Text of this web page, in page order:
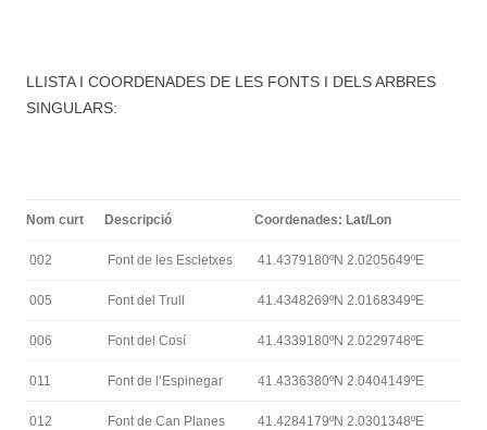
LLISTA I COORDENADES DE LES FONTS I DELS ARBRES
SINGULARS:
Nom curt Descripció Coordenades: Lat/Lon
002 Font de les Escletxes 41.4379180ºN 2.0205649ºE
005 Font del Trull 41.4348269ºN 2.0168349ºE
006 Font del Cosí 41.4339180ºN 2.0229748ºE
011 Font de l’Espinegar 41.4336380ºN 2.0404149ºE
012 Font de Can Planes 41.4284179ºN 2.0301348ºE